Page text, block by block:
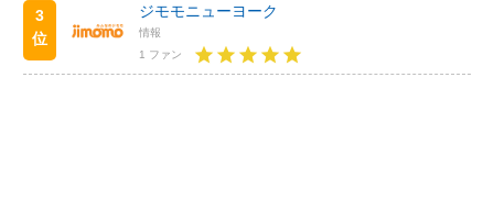
3
位
ジモモニューヨーク
情報
1 ファン